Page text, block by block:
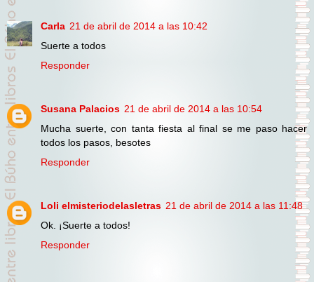
Carla 21 de abril de 2014 a las 10:42
Suerte a todos
Responder
Susana Palacios 21 de abril de 2014 a las 10:54
Mucha suerte, con tanta fiesta al final se me paso hacer
todos los pasos, besotes
Responder
Loli elmisteriodelasletras 21 de abril de 2014 a las 11:48
Ok. ¡Suerte a todos!
Responder